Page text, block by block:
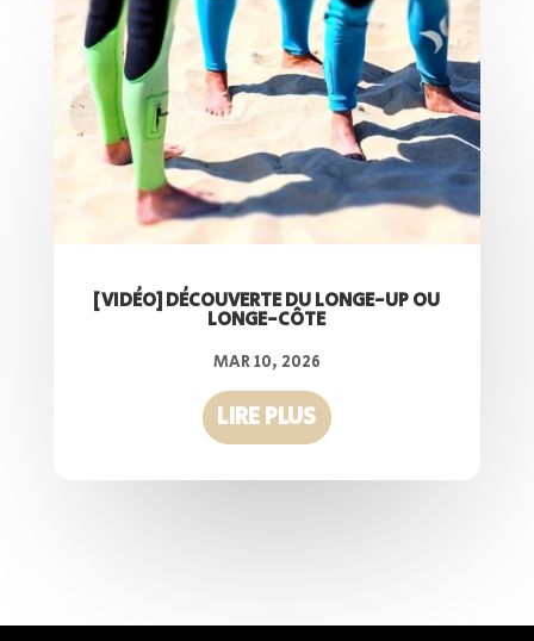
[VIDÉO] DÉCOUVERTE DU LONGE-UP OU
LONGE-CÔTE
MAR 10, 2026
LIRE PLUS